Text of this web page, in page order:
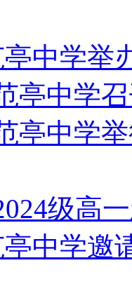
亭中学举
亭中学
亭中学
级高
亭中学邀